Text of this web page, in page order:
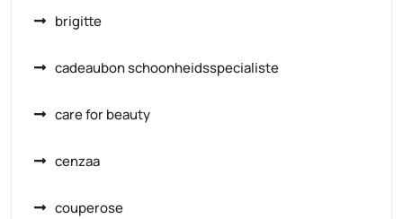
brigitte
cadeaubon schoonheidsspecialiste
care for beauty
cenzaa
couperose